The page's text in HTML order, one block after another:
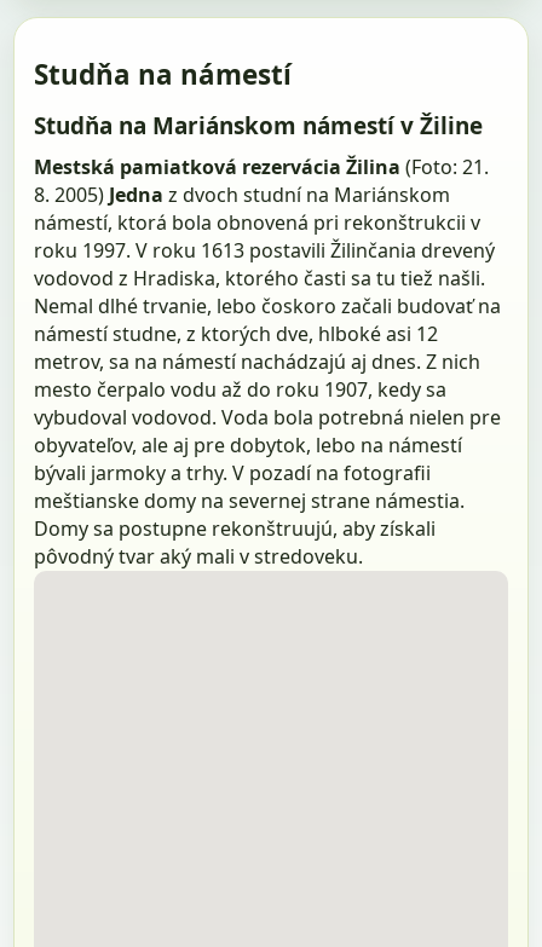
Studňa na námestí
Studňa na Mariánskom námestí v Žiline
Mestská pamiatková rezervácia Žilina(Foto: 21.
8. 2005) Jednaz dvoch studní na Mariánskom
námestí, ktorá bola obnovená pri rekonštrukcii v
roku 1997. V roku 1613 postavili Žilinčania drevený
vodovod z Hradiska, ktorého časti sa tu tiež našli.
Nemal dlhé trvanie, lebo čoskoro začali budovať na
námestí studne, z ktorých dve, hlboké asi 12
metrov, sa na námestí nachádzajú aj dnes. Z nich
mesto čerpalo vodu až do roku 1907, kedy sa
vybudoval vodovod. Voda bola potrebná nielen pre
obyvateľov, ale aj pre dobytok, lebo na námestí
bývali jarmoky a trhy. V pozadí na fotografii
meštianske domy na severnej strane námestia.
Domy sa postupne rekonštruujú, aby získali
pôvodný tvar aký mali v stredoveku.